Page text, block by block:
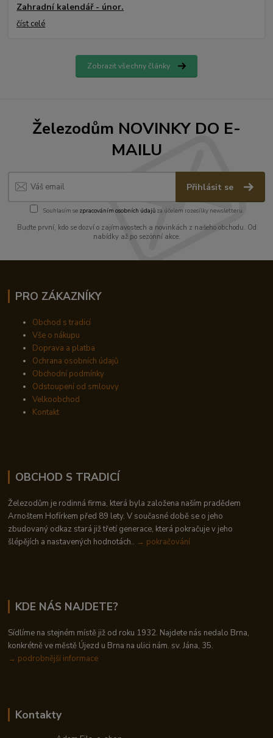
Zahradní kalendář - únor.
číst celé
Zobrazit všechny články
Železodům NOVINKY DO E-
MAILU
Přihlásit se
Souhlasím se zpracováním osobních údajůza účelem rozesílky newsletteru.
Buďte první, kdo se dozví o zajímavostech a novinkách z našeho obchodu. Od
nabídky až po sezónní akce.
PRO ZÁKAZNÍKY
Obchod s tradicí
Vše o nákupu
Doprava a platba
Ochrana osobních údajů
Obchodní podmínky
Odstoupení od smlouvy
Velkoobchod
Kontakt
OBCHOD S TRADICÍ
Železodům je rodinná firma, která byla založena naším pradědem
Arnoštem Hofírkem před 89 lety. V současné době se o jeho
zbudovaný odkaz stará již třetí generace, která pokračuje v jeho
šlépějích a nastavených hodnotách.. → pokračování
KDE NÁS NAJDETE?
Sídlíme na stejném místě již od roku 1932. Najdete nás nedalo Brna,
konkrétně ve městě Újezd u Brna na ulici nám. sv. Jána, 35.
→ podrobnější informace
Kontakty